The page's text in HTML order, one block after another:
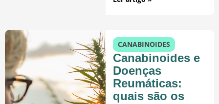
CANABINOIDES
Canabinoides e
Doenças
Reumáticas:
quais são os